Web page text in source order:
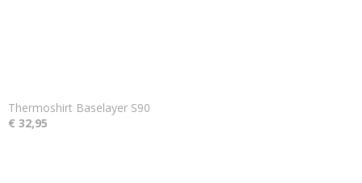
Thermoshirt Baselayer S90
€ 32,95